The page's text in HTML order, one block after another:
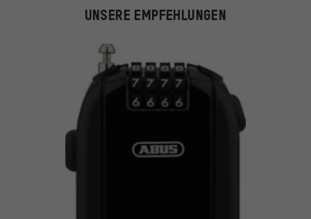
UNSERE EMPFEHLUNGEN